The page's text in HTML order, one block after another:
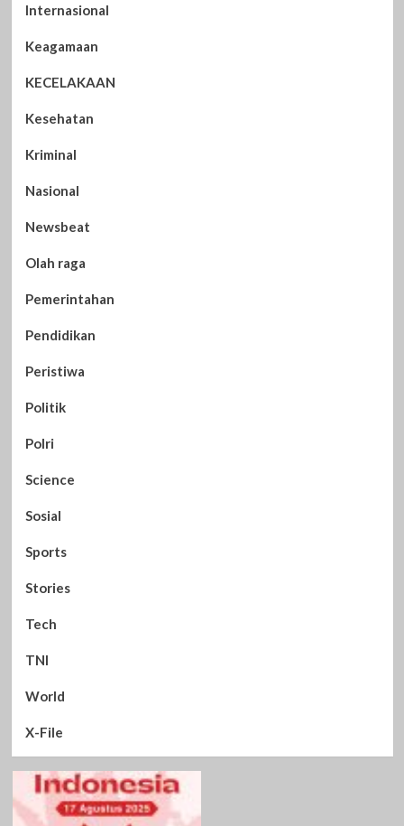
Internasional
Keagamaan
KECELAKAAN
Kesehatan
Kriminal
Nasional
Newsbeat
Olah raga
Pemerintahan
Pendidikan
Peristiwa
Politik
Polri
Science
Sosial
Sports
Stories
Tech
TNI
World
X-File